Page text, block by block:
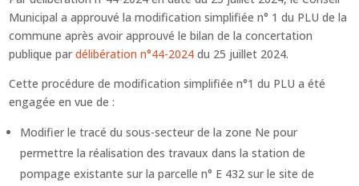
Municipal a approuvé la modification simplifiée n° 1 du PLU de la
commune après avoir approuvé le bilan de la concertation
publique pardélibération n°44-2024du 25 juillet 2024.
Cette procédure de modification simplifiée n°1 du PLU a été
engagée en vue de :
Modifier le tracé du sous-secteur de la zone Ne pour
permettre la réalisation des travaux dans la station de
pompage existante sur la parcelle n° E 432 sur le site de